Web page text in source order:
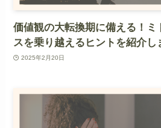
価値観の大転換期に備える！ミ
スを乗り越えるヒントを紹介し
2025年2月20日